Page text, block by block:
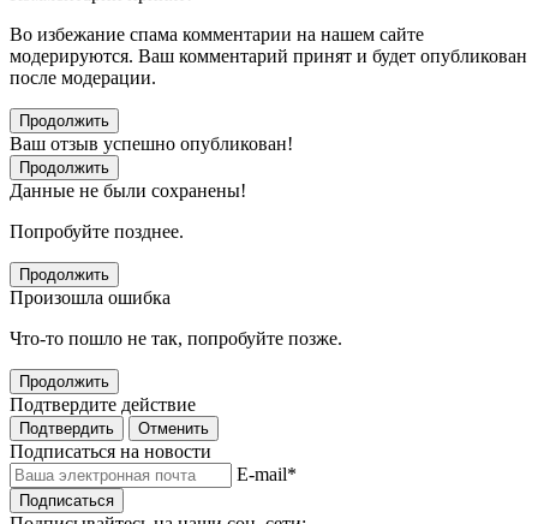
Во избежание спама комментарии на нашем сайте
модерируются. Ваш комментарий принят и будет опубликован
после модерации.
Продолжить
Ваш отзыв успешно опубликован!
Продолжить
Данные не были сохранены!
Попробуйте позднее.
Продолжить
Произошла ошибка
Что-то пошло не так, попробуйте позже.
Продолжить
Подтвердите действие
Подтвердить Отменить
Подписаться на новости
E-mail*
Подписаться